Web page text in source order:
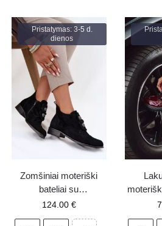
Pristatymas: 3-5 d.
dienos
Zomšiniai moteriški
bateliai su
dekoratyviomis gėlėmis
124.00 €